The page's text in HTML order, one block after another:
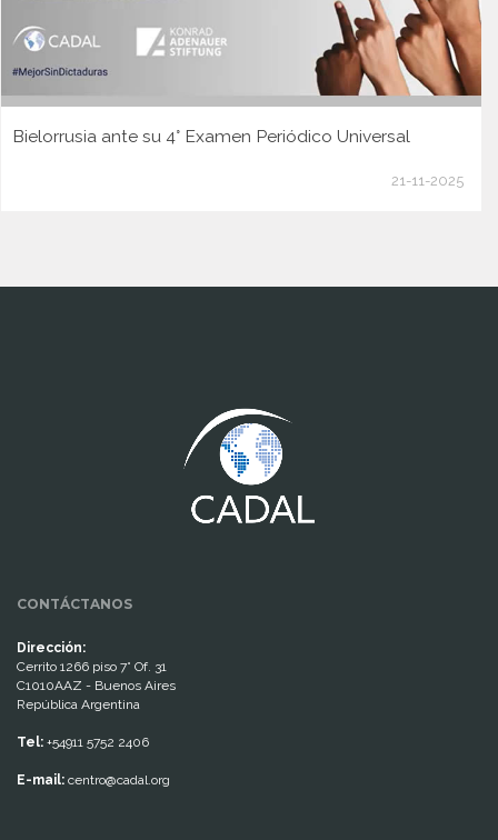
Bielorrusia ante su 4° Examen Periódico Universal
21-11-2025
CONTÁCTANOS
Dirección:
Cerrito 1266 piso 7° Of. 31
C1010AAZ - Buenos Aires
República Argentina
Tel: +54911 5752 2406
E-mail: centro@cadal.org